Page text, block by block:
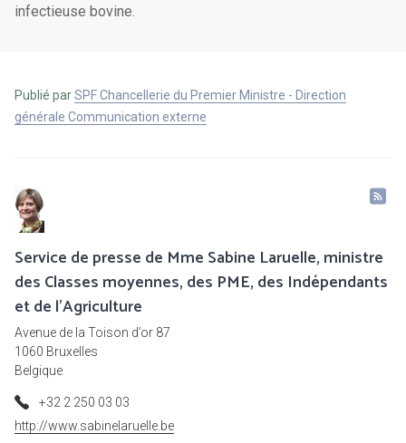
infectieuse bovine.
Publié parSPF Chancellerie du Premier Ministre - Direction
générale Communication externe
Service de presse de Mme Sabine Laruelle, ministre
des Classes moyennes, des PME, des Indépendants
et de l'Agriculture
Avenue de la Toison d’or 87
1060 Bruxelles
Belgique
+32 2 250 03 03
http://www.sabinelaruelle.be